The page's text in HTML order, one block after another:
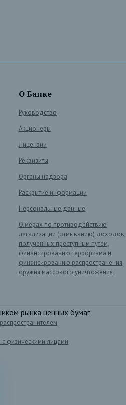
О Банке
Руководство
Акционеры
Лицензии
Реквизиты
Органы надзора
Раскрытие информации
Персональные данные
О мерах по противодействию
легализации (отмыванию) доходов,
полученных преступным путем,
финансированию терроризма и
финансированию распространения
оружия массового уничтожения
рынка ценных бумаг
физическими лицами